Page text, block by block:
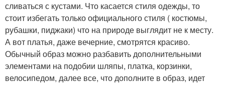
сливаться с кустами. Что касается стиля одежды, то
стоит избегать только официального стиля ( костюмы,
рубашки, пиджаки) что на природе выглядит не к месту.
А вот платья, даже вечерние, смотрятся красиво.
Обычный образ можно разбавить дополнительными
элементами на подобии шляпы, платка, корзинки,
велосипедом, далее все, что дополните в образ, идет